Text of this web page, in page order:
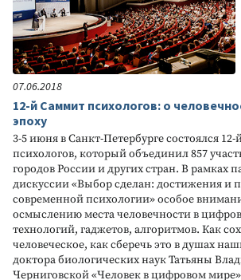
07.06.2018
12-й Саммит психологов: о
эпоху
3-5 июня в Санкт-Петербурге состоялся
психологов, который объединил 857
городов России и других стран. В рамках
дискуссии «Выбор сделан: достижения и
современной психологии» особое
осмыслению места человечности в
технологий, гаджетов, алгоритмов. Как
человеческое, как сберечь это в душах
доктора биологических наук Татьяны
Черниговской «Человек в цифровом